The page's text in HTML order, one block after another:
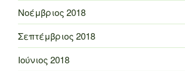
Νοέμβριος 2018
Σεπτέμβριος 2018
Ιούνιος 2018